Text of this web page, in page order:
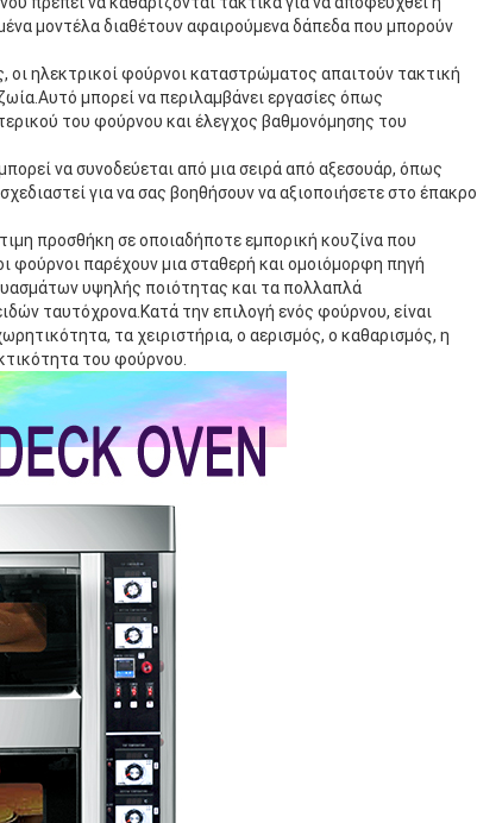
μοντέλα διαθέτουν αφαιρούμενα δάπεδα που μπορούν
ηλεκτρικοί φούρνοι καταστρώματος απαιτούν τακτική
μπορεί να περιλαμβάνει εργασίες όπως
του φούρνου και έλεγχος βαθμονόμησης του
να συνοδεύεται από μια σειρά από αξεσουάρ, όπως
για να σας βοηθήσουν να αξιοποιήσετε στο έπακρο
προσθήκη σε οποιαδήποτε εμπορική κουζίνα που
φούρνοι παρέχουν μια σταθερή και ομοιόμορφη πηγή
υψηλής ποιότητας και τα πολλαπλά
ταυτόχρονα.Κατά την επιλογή ενός φούρνου, είναι
τα χειριστήρια, ο αερισμός, ο καθαρισμός, η
του φούρνου.